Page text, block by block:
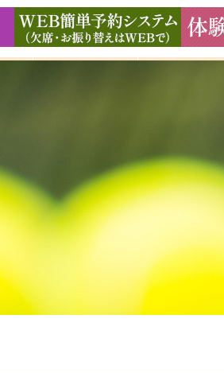
ギャラリー アクセス